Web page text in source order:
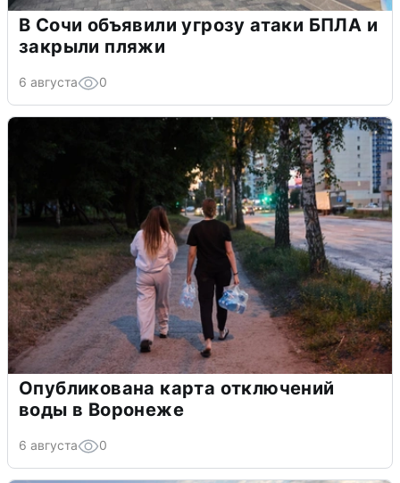
В Сочи объявили угрозу атаки БПЛА и
закрыли пляжи
6 августа 0
Опубликована карта отключений
воды в Воронеже
6 августа 0